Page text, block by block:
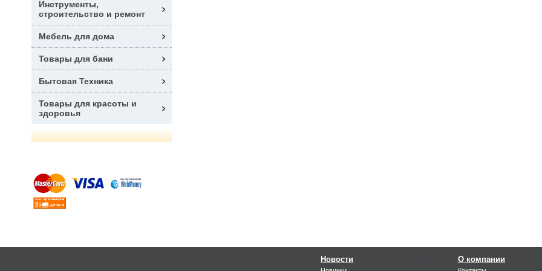
Инструменты,
строительство и ремонт
Мебель для дома
Товары для бани
Бытовая Техника
Товары для красоты и
здоровья
Новости О компании